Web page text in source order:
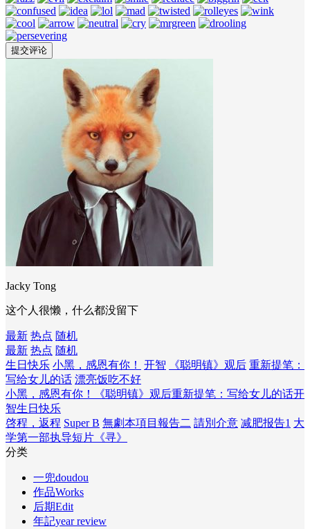
Jacky Tong
这个人很懒，什么都没留下
最新 热点 随机
最新 热点 随机
生日快乐 小黑，感恩有你！ 开智 《聪明镇》观后 重新提笔：
写给女儿的话 漂亮饭吃不好
小黑，感恩有你！
《聪明镇》观后重新提笔：写给女儿的话开
智生日快乐
啓程，返程 Super B 無劇本項目報告二 請別介意 减肥报告1 大
学第一部执导短片《寻》
分类
一兜doudou
作品Works
后期Edit
年記year review